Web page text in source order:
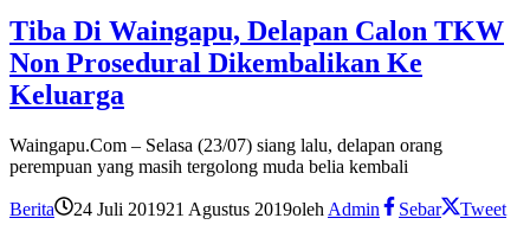
Tiba Di Waingapu, Delapan Calon TKW
Non Prosedural Dikembalikan Ke
Keluarga
Waingapu.Com – Selasa (23/07) siang lalu, delapan orang
perempuan yang masih tergolong muda belia kembali
Berita 24 Juli 201921 Agustus 2019oleh Admin Sebar
Tweet